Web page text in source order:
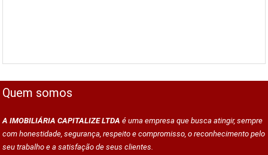
Quem somos
A IMOBILIÁRIA CAPITALIZE LTDA é uma empresa que busca atingir, sempre
com honestidade, segurança, respeito e compromisso, o reconhecimento pelo
seu trabalho e a satisfação de seus clientes.